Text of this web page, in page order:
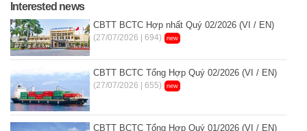
Interested news
CBTT BCTC Hợp nhất Quý 02/2026 (VI / EN)
(27/07/2026 | 694) new
CBTT BCTC Tổng Hợp Quý 02/2026 (VI / EN)
(27/07/2026 | 655) new
CBTT BCTC Tổng Hợp Quý 01/2026 (VI / EN)